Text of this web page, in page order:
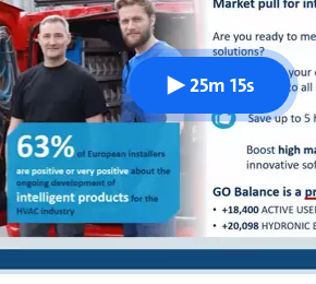
25m 15s